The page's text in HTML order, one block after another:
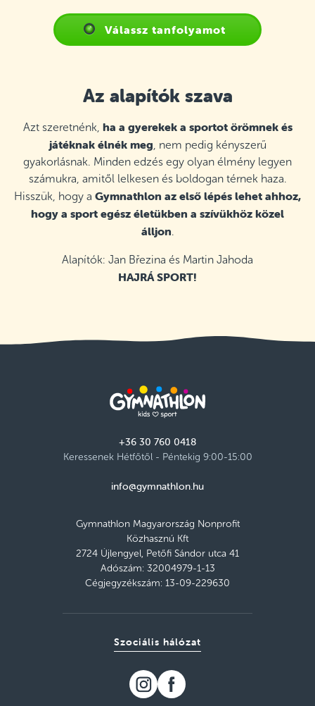
Válassz tanfolyamot
Az alapítók szava
Azt szeretnénk, ha a gyerekek a sportot örömnek és
játéknak élnék meg , nem pedig kényszerű
gyakorlásnak. Minden edzés egy olyan élmény legyen
számukra, amitől lelkesen és boldogan térnek haza.
Hisszük, hogy a Gymnathlon az első lépés lehet ahhoz,
hogy a sport egész életükben a szívükhöz közel
álljon.
Alapítók: Jan Březina és Martin Jahoda
HAJRÁ SPORT!
+36 30 760 0418
Keressenek Hétfőtől - Péntekig 9:00-15:00
info@gymnathlon.hu
Gymnathlon Magyarország Nonprofit
Közhasznú Kft
2724 Újlengyel, Petőfi Sándor utca 41
Adószám: 32004979-1-13
Cégjegyzékszám: 13-09-229630
Szociális hálózat